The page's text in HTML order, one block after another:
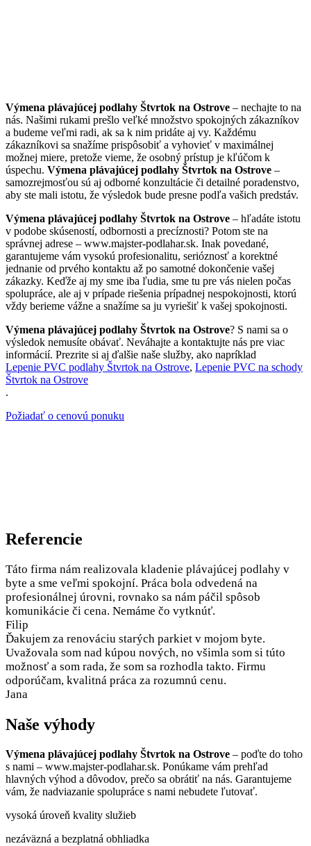
Výmena plávajúcej podlahy Štvrtok na Ostrove – nechajte to na
nás. Našimi rukami prešlo veľké množstvo spokojných zákazníkov
a budeme veľmi radi, ak sa k nim pridáte aj vy. Každému
zákazníkovi sa snažíme prispôsobiť a vyhovieť v maximálnej
možnej miere, pretože vieme, že osobný prístup je kľúčom k
úspechu. Výmena plávajúcej podlahy Štvrtok na Ostrove –
samozrejmosťou sú aj odborné konzultácie či detailné poradenstvo,
aby ste mali istotu, že výsledok bude presne podľa vašich predstáv.
Výmena plávajúcej podlahy Štvrtok na Ostrove – hľadáte istotu
v podobe skúseností, odbornosti a precíznosti? Potom ste na
správnej adrese – www.majster-podlahar.sk. Inak povedané,
garantujeme vám vysokú profesionalitu, serióznosť a korektné
jednanie od prvého kontaktu až po samotné dokončenie vašej
zákazky. Keďže aj my sme iba ľudia, sme tu pre vás nielen počas
spolupráce, ale aj v prípade riešenia prípadnej nespokojnosti, ktorú
vždy berieme vážne a snažíme sa ju vyriešiť k vašej spokojnosti.
Výmena plávajúcej podlahy Štvrtok na Ostrove? S nami sa o
výsledok nemusíte obávať. Neváhajte a kontaktujte nás pre viac
informácií. Prezrite si aj ďalšie naše služby, ako napríklad
Lepenie PVC podlahy Štvrtok na Ostrove, Lepenie PVC na schody
Štvrtok na Ostrove
.
Požiadať o cenovú ponuku
Referencie
Táto firma nám realizovala kladenie plávajúcej podlahy v
byte a sme veľmi spokojní. Práca bola odvedená na
profesionálnej úrovni, rovnako sa nám páčil spôsob
komunikácie či cena. Nemáme čo vytknúť.
Filip
Ďakujem za renováciu starých parkiet v mojom byte.
Uvažovala som nad kúpou nových, no všimla som si túto
možnosť a som rada, že som sa rozhodla takto. Firmu
odporúčam, kvalitná práca za rozumnú cenu.
Jana
Naše výhody
Výmena plávajúcej podlahy Štvrtok na Ostrove – poďte do toho
s nami – www.majster-podlahar.sk. Ponúkame vám prehľad
hlavných výhod a dôvodov, prečo sa obrátiť na nás. Garantujeme
vám, že nadviazanie spolupráce s nami nebudete ľutovať.
vysoká úroveň kvality služieb
nezáväzná a bezplatná obhliadka